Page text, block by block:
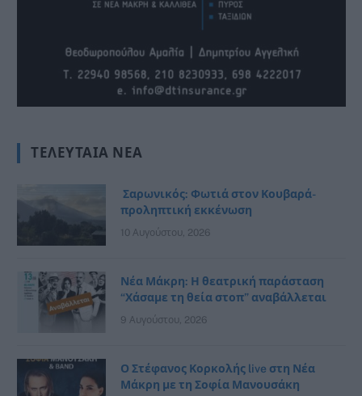
ΤΕΛΕΥΤΑΊΑ ΝΈΑ
Σαρωνικός: Φωτιά στον Κουβαρά-
προληπτική εκκένωση
10 Αυγούστου, 2026
Νέα Μάκρη: Η θεατρική παράσταση
“Χάσαμε τη θεία στοπ” αναβάλλεται
9 Αυγούστου, 2026
Ο Στέφανος Κορκολής live στη Νέα
Μάκρη με τη Σοφία Μανουσάκη